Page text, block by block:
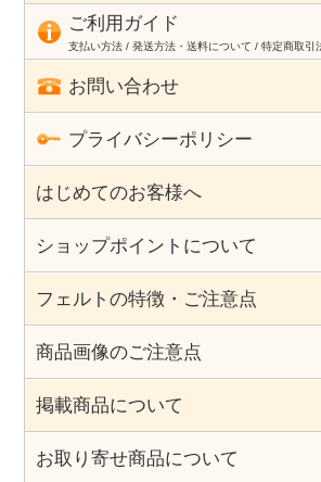
ご利用ガイド
支払い方法 / 発送方法・送料について / 特定商取引
お問い合わせ
プライバシーポリシー
はじめてのお客様へ
ショップポイントについて
フェルトの特徴・ご注意点
商品画像のご注意点
掲載商品について
お取り寄せ商品について